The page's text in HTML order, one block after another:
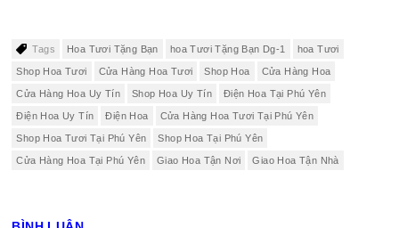
Tags Hoa Tươi Tặng Bạn hoa Tươi Tặng Bạn Dg-1 hoa Tươi
Shop Hoa Tươi Cửa Hàng Hoa Tươi Shop Hoa Cửa Hàng Hoa
Cửa Hàng Hoa Uy Tín Shop Hoa Uy Tín Điện Hoa Tại Phú Yên
Điện Hoa Uy Tín Điện Hoa Cửa Hàng Hoa Tươi Tại Phú Yên
Shop Hoa Tươi Tại Phú Yên Shop Hoa Tại Phú Yên
Cửa Hàng Hoa Tại Phú Yên Giao Hoa Tận Nơi Giao Hoa Tận Nhà